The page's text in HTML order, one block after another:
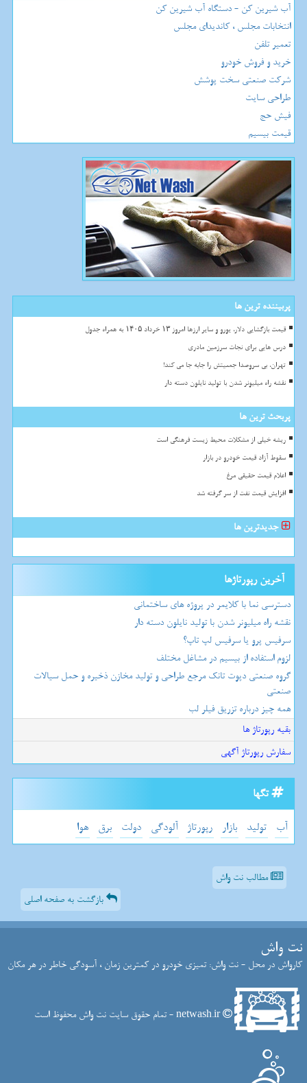
آب شیرین کن - دستگاه آب شیرین کن
انتخابات مجلس ، کاندیدای مجلس
تعمیر تلفن
خرید و فروش خودرو
شرکت صنعتی سخت پوشش
طراحی سایت
فیش حج
قیمت بیسیم
پربیننده ترین ها
قیمت بازگشایی دلار، یورو و سایر ارزها امروز ۱۳ خرداد ۱۴۰۵ به همراه جدول
درس هایی برای نجات سرزمین مادری
تهران، بی سروصدا جمعیتش را جابه جا می کند!
نقشه راه میلیونر شدن با تولید نایلون دسته دار
پربحث ترین ها
ریشه خیلی از مشکلات محیط زیست فرهنگی است
سقوط آزاد قیمت خودرو در بازار
اعلام قیمت حقیقی مرغ
افزایش قیمت نفت از سر گرفته شد
جدیدترین ها
آخرین رپورتاژها
دسترسی نما با کلایمر در پروژه های ساختمانی
نقشه راه میلیونر شدن با تولید نایلون دسته دار
سرفیس پرو یا سرفیس لپ تاپ؟
لزوم استفاده از بیسیم در مشاغل مختلف
گروه صنعتی دپوت تانک مرجع طراحی و تولید مخازن ذخیره و حمل سیالات
صنعتی
همه چیز درباره تزریق فیلر لب
بقیه رپورتاژ ها
سفارش رپورتاژ آگهی
تگها
آب تولید بازار رپورتاژ آلودگی دولت برق هوا
مطالب نت واش
بازگشت به صفحه اصلی
نت واش
کارواش در محل - نت واش: تمیزی خودرو در کمترین زمان ، آسودگی خاطر در هر مکان
netwash.ir - تمام حقوق سایت نت واش محفوظ است